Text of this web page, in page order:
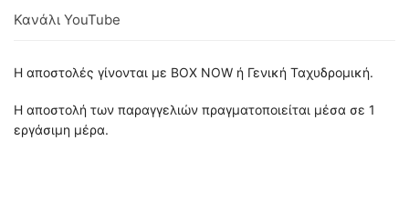
Κανάλι YouTube
Η αποστολές γίνονται με BOX NOW ή Γενική Ταχυδρομική.
Η αποστολή των παραγγελιών πραγματοποιείται μέσα σε 1
εργάσιμη μέρα.